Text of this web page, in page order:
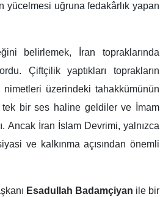
yücelmesi uğruna fedakârlık yapan
belirlemek, İran topraklarında
Çiftçilik yaptıkları toprakların
nimetleri üzerindeki tahakkümünün
bir ses haline geldiler ve İmam
Ancak İran İslam Devrimi, yalnızca
ve kalkınma açısından önemli
Esadullah Badamçiyan ile bir